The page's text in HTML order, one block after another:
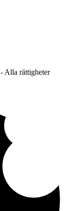
Alla rättigheter